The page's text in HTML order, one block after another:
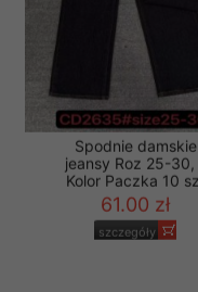
Spodnie damskie
jeansy Roz 25-30, 1